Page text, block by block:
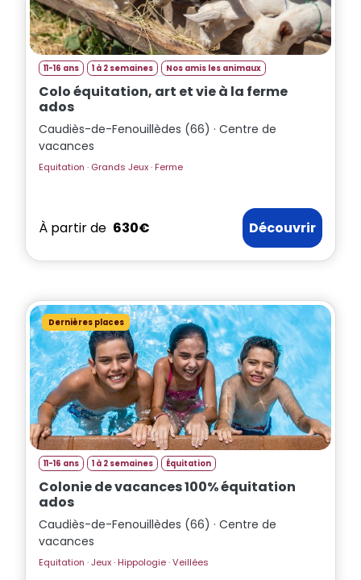
11-16 ans 1 à 2 semaines Nos amis les animaux
Colo équitation, art et vie à la ferme
ados
Caudiès-de-Fenouillèdes (66) · Centre de
vacances
Equitation · Grands Jeux · Ferme
À partir de 630€ Découvrir
Dernières places
11-16 ans 1 à 2 semaines Équitation
Colonie de vacances 100% équitation
ados
Caudiès-de-Fenouillèdes (66) · Centre de
vacances
Equitation · Jeux · Hippologie · Veillées